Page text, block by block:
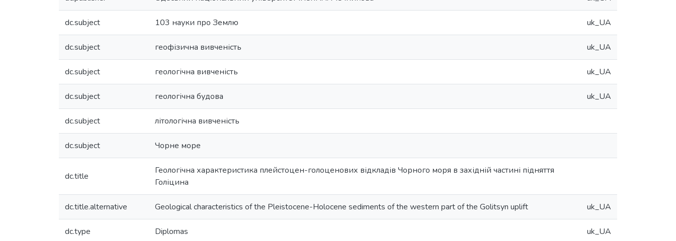
dc.subject 103 науки про Землю uk_UA
dc.subject геофізична вивченість uk_UA
dc.subject геологічна вивченість uk_UA
dc.subject геологічна будова uk_UA
dc.subject літологічна вивченість
dc.subject Чорне море
dc.title
Геологічна характеристика плейстоцен-голоценових відкладів Чорного моря в західній частині підняття
Голіцина
dc.title.alternative Geological characteristics of the Pleistocene-Holocene sediments of the western part of the Golitsyn uplift uk_UA
dc.type Diplomas uk_UA